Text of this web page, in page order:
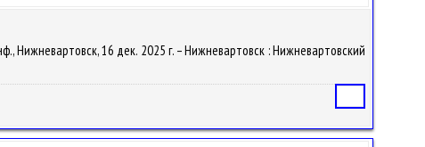
Нижневартовск, 16 дек. 2025 г. – Нижневартовск : Нижневартовский